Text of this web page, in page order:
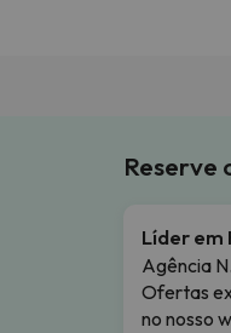
Reserve
Líder em
Agência
Ofertas
no nosso